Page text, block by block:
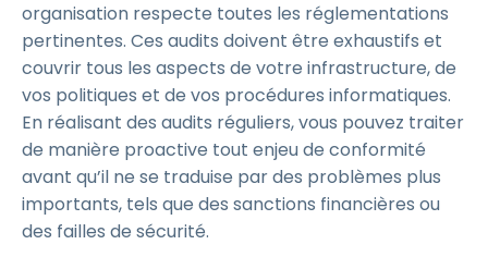
organisation respecte toutes les réglementations
pertinentes. Ces audits doivent être exhaustifs et
couvrir tous les aspects de votre infrastructure, de
vos politiques et de vos procédures informatiques.
En réalisant des audits réguliers, vous pouvez traiter
de manière proactive tout enjeu de conformité
avant qu’il ne se traduise par des problèmes plus
importants, tels que des sanctions financières ou
des failles de sécurité.